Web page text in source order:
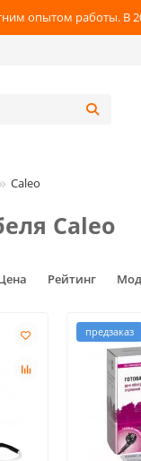
опытом работы. В
Caleo
Caleo
Рейтинг
предзаказ